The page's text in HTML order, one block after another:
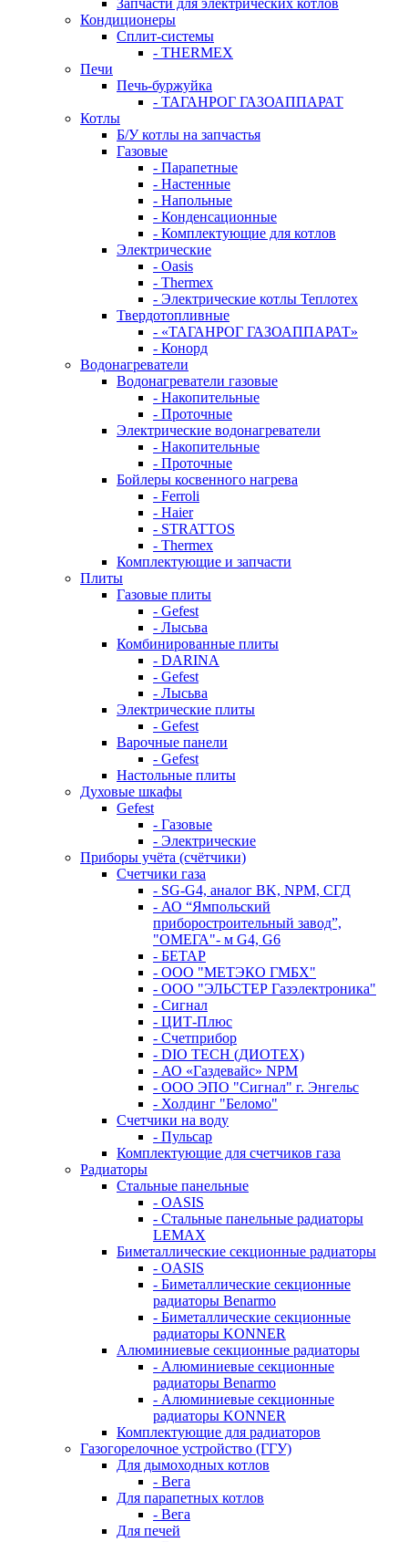
Запчасти для электрических котлов
Кондиционеры
Сплит-системы
- THERMEX
Печи
Печь-буржуйка
- ТАГАНРОГ ГАЗОАППАРАТ
Котлы
Б/У котлы на запчастья
Газовые
- Парапетные
- Настенные
- Напольные
- Конденсационные
- Комплектующие для котлов
Электрические
- Oasis
- Thermex
- Электрические котлы Теплотех
Твердотопливные
- «ТАГАНРОГ ГАЗОАППАРАТ»
- Конорд
Водонагреватели
Водонагреватели газовые
- Накопительные
- Проточные
Электрические водонагреватели
- Накопительные
- Проточные
Бойлеры косвенного нагрева
- Ferroli
- Haier
- STRATTOS
- Thermex
Комплектующие и запчасти
Плиты
Газовые плиты
- Gefest
- Лысьва
Комбинированные плиты
- DARINA
- Gefest
- Лысьва
Электрические плиты
- Gefest
Варочные панели
- Gefest
Настольные плиты
Духовые шкафы
Gefest
- Газовые
- Электрические
Приборы учёта (счётчики)
Счетчики газа
- SG-G4, аналог BK, NPM, СГД
- АО “Ямпольский
приборостроительный завод”,
"ОМЕГА"- м G4, G6
- БЕТАР
- ООО "МЕТЭКО ГМБХ"
- ООО "ЭЛЬСТЕР Газэлектроника"
- Сигнал
- ЦИТ-Плюс
- Счетприбор
- DIO TECH (ДИОТЕХ)
- АО «Газдевайс» NPM
- ООО ЭПО "Сигнал" г. Энгельс
- Холдинг "Беломо"
Счетчики на воду
- Пульсар
Комплектующие для счетчиков газа
Радиаторы
Стальные панельные
- OASIS
- Стальные панельные радиаторы
LEMAX
Биметаллические секционные радиаторы
- OASIS
- Биметаллические секционные
радиаторы Benarmo
- Биметаллические секционные
радиаторы KONNER
Алюминиевые секционные радиаторы
- Алюминиевые секционные
радиаторы Benarmo
- Алюминиевые секционные
радиаторы KONNER
Комплектующие для радиаторов
Газогорелочное устройство (ГГУ)
Для дымоходных котлов
- Вега
Для парапетных котлов
- Вега
Для печей